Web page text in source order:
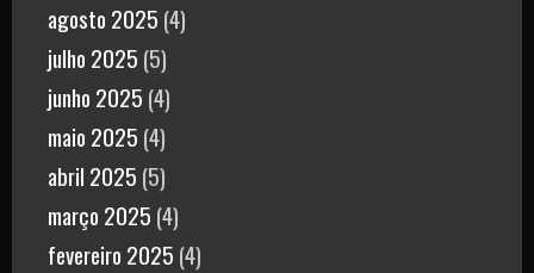
agosto 2025 (4)
julho 2025 (5)
junho 2025 (4)
maio 2025 (4)
abril 2025 (5)
março 2025 (4)
fevereiro 2025 (4)